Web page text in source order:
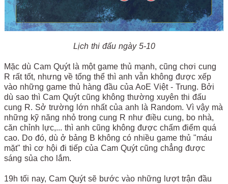
Lịch thi đấu ngày 5-10
Mặc dù Cam Quýt là một game thủ mạnh, cũng chơi cung
R rất tốt, nhưng về tổng thể thì anh vẫn không được xếp
vào những game thủ hàng đầu của AoE Việt - Trung. Bởi
dù sao thì Cam Quýt cũng không thường xuyên thi đấu
cung R. Sở trường lớn nhất của anh là Random. Vì vậy mà
những kỹ năng nhỏ trong cung R như điều cung, bo nhà,
căn chỉnh lực,... thì anh cũng không được chấm điểm quá
cao. Do đó, dù ở bảng B không có nhiều game thủ "máu
mặt" thì cơ hội đi tiếp của Cam Quýt cũng chẳng được
sáng sủa cho lắm.
19h tối nay, Cam Quýt sẽ bước vào những lượt trận đầu